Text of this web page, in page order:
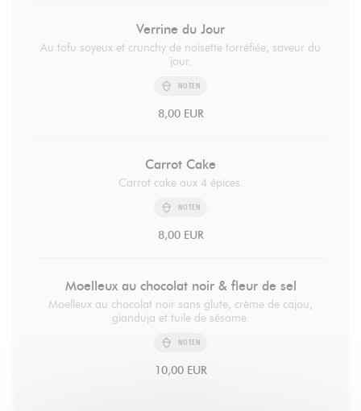
Verrine du Jour
Au tofu soyeux et crunchy de noisette torréfiée, saveur du
jour.
NOTEN
8,00 EUR
Carrot Cake
Carrot cake aux 4 épices.
NOTEN
8,00 EUR
Moelleux au chocolat noir & fleur de sel
Moelleux au chocolat noir sans glute, crème de cajou,
gianduja et tuile de sésame.
NOTEN
10,00 EUR